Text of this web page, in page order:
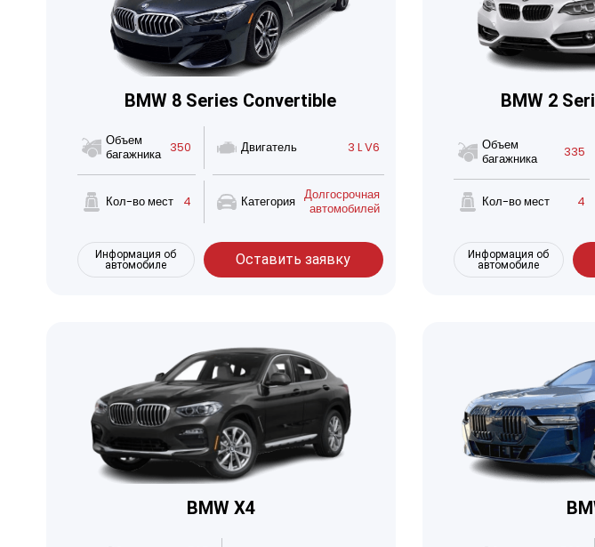
BMW 8 Series Convertible
Объем
багажника 350 Двигатель 3 L V6
Кол-во мест 4 Категория Долгосрочная
автомобилей
Информация об
автомобиле
Оставить заявку
BMW 2
Объем
багажника
335
Кол-во мест 4
Информация об
автомобиле
BMW X4